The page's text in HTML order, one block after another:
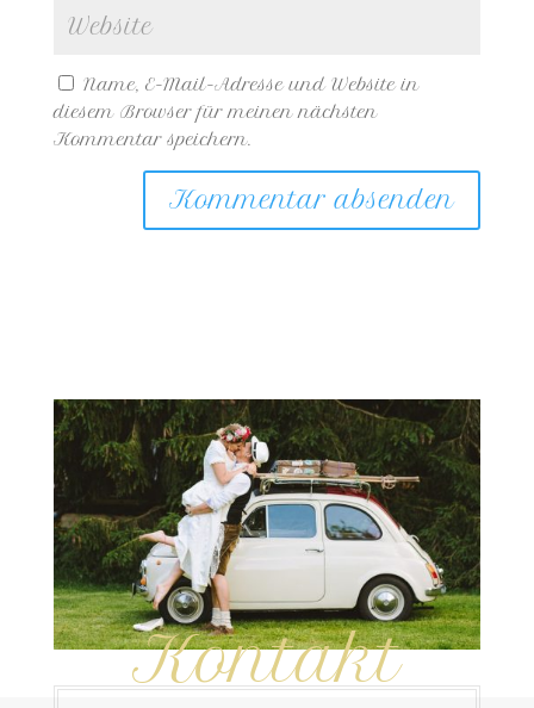
Name, E-Mail-Adresse und Website in
diesem Browser für meinen nächsten
Kommentar speichern.
Kontakt